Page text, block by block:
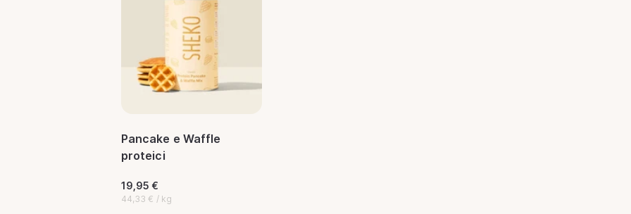
Pancake e Waffle
proteici
19,95 €
44,33 € / kg